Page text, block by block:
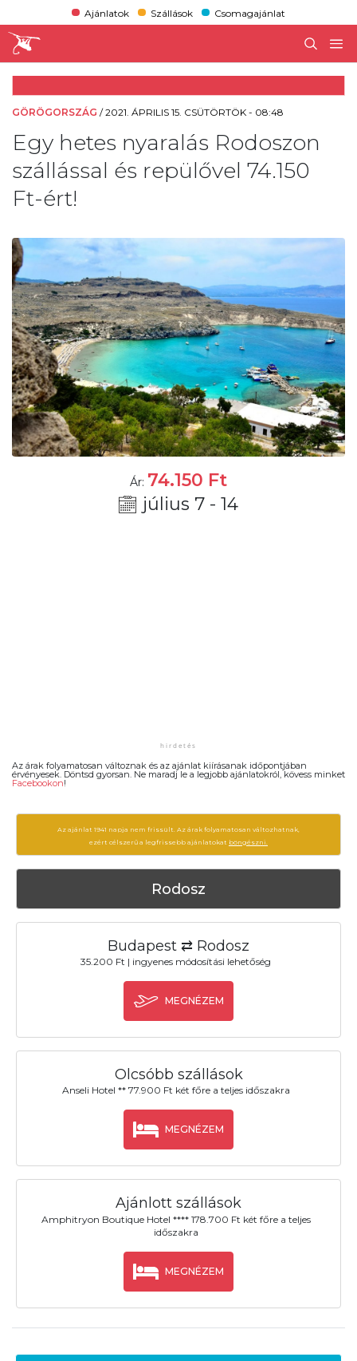
Ajánlatok Szállások Csomagajánlat
GÖRÖGORSZÁG /2021. ÁPRILIS 15. CSÜTÖRTÖK - 08:48
Egy hetes nyaralás Rodoszon
szállással és repülővel 74.150
Ft-ért!
Ár: 74.150 Ft
július 7 - 14
Az árak folyamatosan változnak és az ajánlat kiírásanak időpontjában
érvényesek. Döntsd gyorsan. Ne maradj le a legjobb ajánlatokról, kövess minket
Facebookon!
Az ajánlat 1941 napja nem frissült. Az árak folyamatosan változhatnak,
ezért célszerű a legfrissebb ajánlatokat böngészni.
Rodosz
Budapest ⇄ Rodosz
35.200 Ft | ingyenes módosítási lehetőség
MEGNÉZEM
Olcsóbb szállások
Anseli Hotel ** 77.900 Ft két főre a teljes időszakra
MEGNÉZEM
Ajánlott szállások
Amphitryon Boutique Hotel **** 178.700 Ft két főre a teljes
időszakra
MEGNÉZEM